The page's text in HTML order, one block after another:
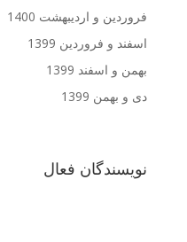
فروردین و اردیبهشت 1400
اسفند و فروردین 1399
بهمن و اسفند 1399
دی و بهمن 1399
نویسندگان فعال